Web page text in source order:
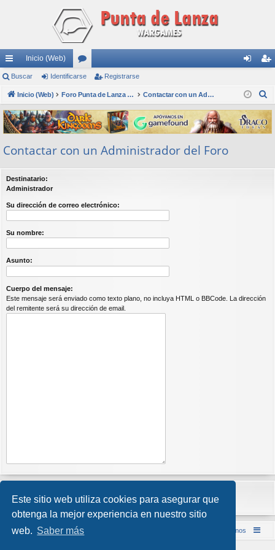
Este sitio web utiliza cookies para asegurar que
obtenga la mejor experiencia en nuestro sitio
web. Saber más
nl
ac
es
rá
pi
do
s
Inicio (Web)
or
os nti
fic
ar
ist
ra
rs
Buscar Identificarse Registrarse
Inicio (Web) Foro Punta de Lanza Wargames Contactar con un Administrador del Foro
s
c
Contactar con un Administrador del Foro
Destinatario:
Administrador
Su dirección de correo electrónico:
Su nombre:
Asunto:
Cuerpo del mensaje:
Este mensaje será enviado como texto plano, no incluya HTML o BBCode. La dirección
del remitente será su dirección de email.
Inicio (Web) Foro Punta de Lanza Wargames Contáctenos